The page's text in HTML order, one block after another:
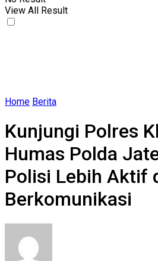
View All Result
Home Berita
Kunjungi Polres
Humas Polda
Polisi Lebih Aktif
Berkomunikasi